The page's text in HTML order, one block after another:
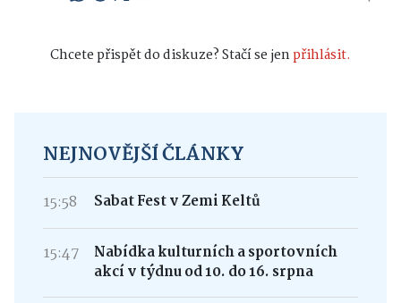
Chcete přispět do diskuze? Stačí se jenpřihlásit.
NEJNOVĚJŠÍ ČLÁNKY
15:58 Sabat Fest v Zemi Keltů
15:47
Nabídka kulturních a sportovních
akcí v týdnu od 10. do 16. srpna